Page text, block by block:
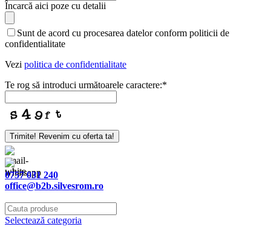
Încarcă aici poze cu detalii
Sunt de acord cu procesarea datelor conform politicii de
confidentialitate
Vezi politica de confidentialitate
Te rog să introduci următoarele caractere:*
Trimite! Revenim cu oferta ta!
Phone
Number
0757 031 240
office@b2b.silvesrom.ro
Selectează categoria